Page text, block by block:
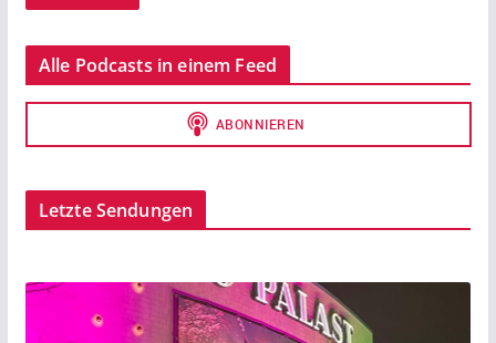
Alle Podcasts in einem Feed
Letzte Sendungen